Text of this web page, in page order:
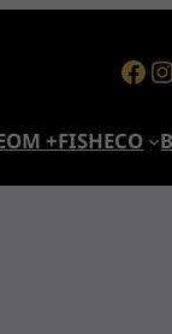
OM +FISHECO